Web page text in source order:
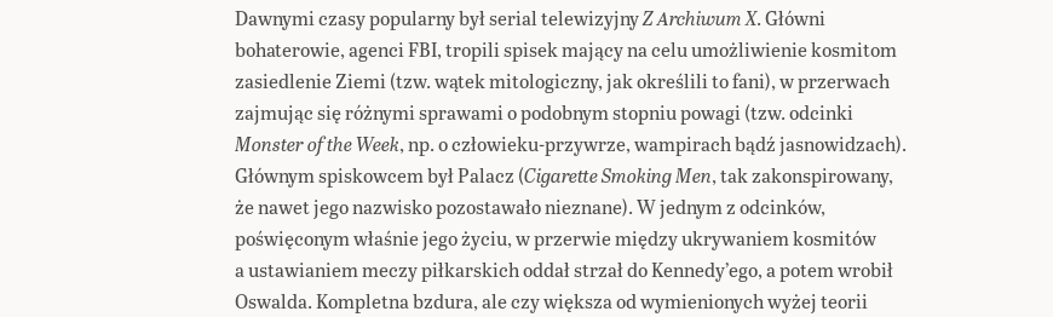
Dawnymi czasy popularny był serial telewizyjnyZ Archiwum X. Główni
bohaterowie, agenci FBI, tropili spisek mający na celu umożliwienie kosmitom
zasiedlenie Ziemi (tzw. wątek mitologiczny, jak określili to fani), w przerwach
zajmując się różnymi sprawami o podobnym stopniu powagi (tzw. odcinki
Monster of the Week, np. o człowieku-przywrze, wampirach bądź jasnowidzach).
Głównym spiskowcem był Palacz (Cigarette Smoking Men, tak zakonspirowany,
że nawet jego nazwisko pozostawało nieznane). W jednym z odcinków,
poświęconym właśnie jego życiu, w przerwie między ukrywaniem kosmitów
a ustawianiem meczy piłkarskich oddał strzał do Kennedy’ego, a potem wrobił
Oswalda. Kompletna bzdura, ale czy większa od wymienionych wyżej teorii